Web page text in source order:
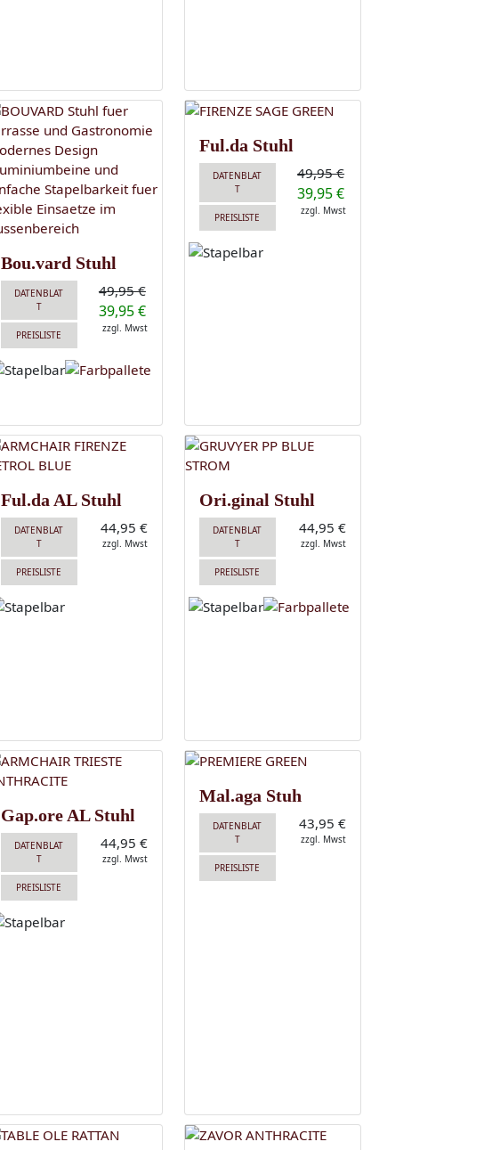
Bou.vard Stuhl
DATENBLAT
T
PREISLISTE
49,95 €
39,95 €
zzgl. Mwst
Ful.da Stuhl
DATENBLAT
T
PREISLISTE
49,95 €
39,95 €
zzgl. Mwst
Ful.da AL Stuhl
DATENBLAT
T
PREISLISTE
44,95 €
zzgl. Mwst
Ori.ginal Stuhl
DATENBLAT
T
PREISLISTE
44,95 €
zzgl. Mwst
Gap.ore AL Stuhl
DATENBLAT
T
PREISLISTE
44,95 €
zzgl. Mwst
Mal.aga Stuh
DATENBLAT
T
PREISLISTE
43,95 €
zzgl. Mwst